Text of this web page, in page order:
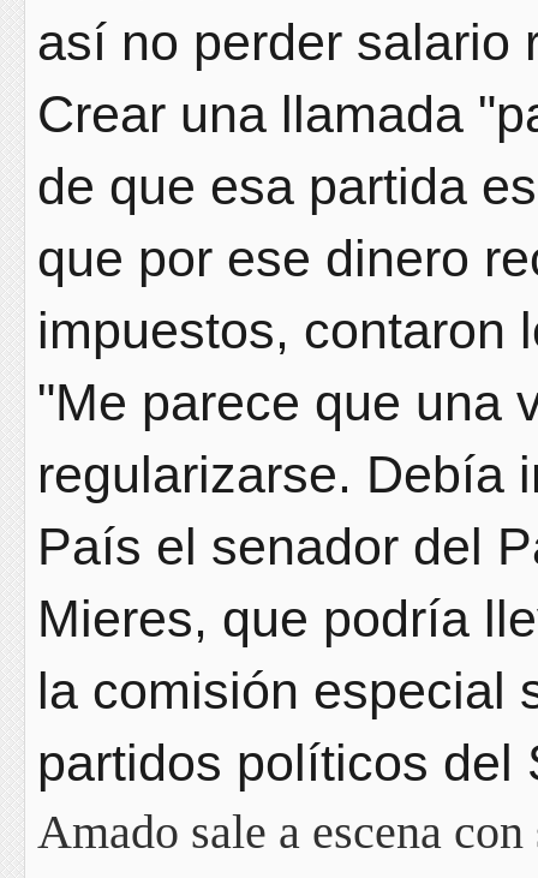
así no perder salario
Crear una llamada
de que esa partida
que por ese dinero
impuestos, contaron
"Me parece que una
regularizarse. Debía
País el senador del
Mieres, que podría
la comisión especial
partidos políticos del
Amado sale a escena